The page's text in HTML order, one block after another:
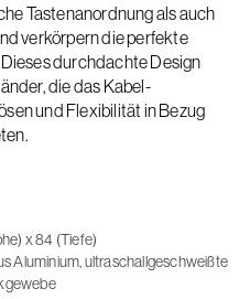
Tastenanordnung als auch
verkörpern die perfekte
durchdachte Design
die das Kabel-
und Flexibilität in Bezug
x 84 (Tiefe)
Aluminium, ultraschallgeschweißte